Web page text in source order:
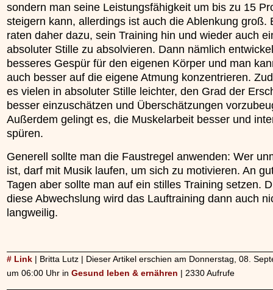
sondern man seine Leistungsfähigkeit um bis zu 15
steigern kann, allerdings ist auch die Ablenkung groß.
raten daher dazu, sein Training hin und wieder auch
absoluter Stille zu absolvieren. Dann nämlich
besseres Gespür für den eigenen Körper und man
auch besser auf die eigene Atmung konzentrieren.
es vielen in absoluter Stille leichter, den Grad der
besser einzuschätzen und Überschätzungen
Außerdem gelingt es, die Muskelarbeit besser und
spüren.
Generell sollte man die Faustregel anwenden: Wer
ist, darf mit Musik laufen, um sich zu motivieren. An
Tagen aber sollte man auf ein stilles Training setzen.
diese Abwechslung wird das Lauftraining dann auch
langweilig.
# Link | Britta Lutz | Dieser Artikel erschien am Donnerstag, 08.
um 06:00 Uhr in Gesund leben & ernähren | 2330 Aufrufe